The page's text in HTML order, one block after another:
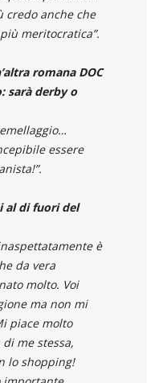
penso che
credo anche che
romana DOC
sarà derby o
essere
di fuori del
è
da vera
molto. Voi
ma non mi
piace molto
me stessa,
shopping!